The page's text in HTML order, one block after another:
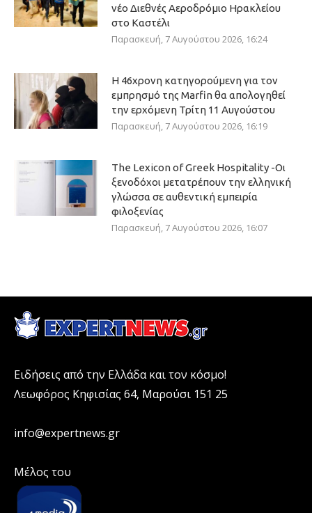
νέο Διεθνές Αεροδρόμιο Ηρακλείου
στο Καστέλι
Παρασκευή, 7 Αυγούστου 2026, 16:24
Η 46χρονη κατηγορούμενη για τον
εμπρησμό της Marfin θα απολογηθεί
την ερχόμενη Τρίτη 11 Αυγούστου
Παρασκευή, 7 Αυγούστου 2026, 16:19
The Lexicon of Greek Hospitality -Οι
ξενοδόχοι μετατρέπουν την ελληνική
γλώσσα σε αυθεντική εμπειρία
φιλοξενίας
Παρασκευή, 7 Αυγούστου 2026, 16:07
Ειδήσεις από την Ελλάδα και τον κόσμο!
Λεωφόρος Κηφισίας 64, Μαρούσι 151 25
info@expertnews.gr
Μέλος του